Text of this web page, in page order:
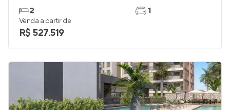
2
1
Venda a partir de
R$ 527.519